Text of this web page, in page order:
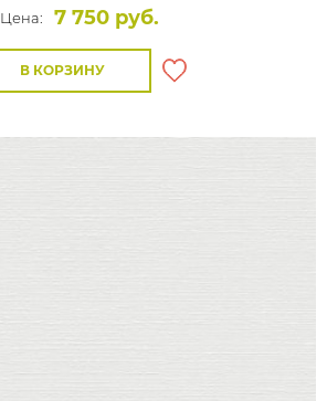
Цена:
7 750 руб.
В КОРЗИНУ